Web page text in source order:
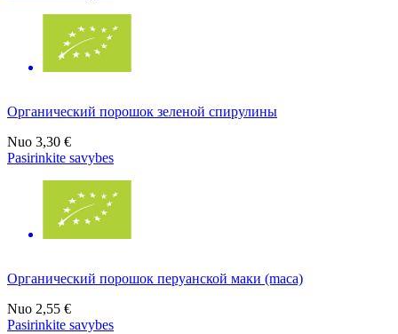
Органический порошок зеленой спирулины
Nuo 3,30 €
Pasirinkite savybes
Органический порошок перуанской маки (maca)
Nuo 2,55 €
Pasirinkite savybes